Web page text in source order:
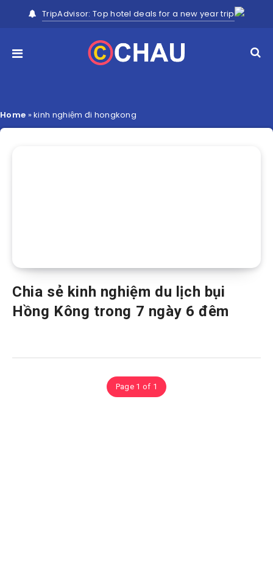
TripAdvisor: Top hotel deals for a new year trip
Home »kinh nghiệm đi hongkong
Chia sẻ kinh nghiệm du lịch bụi
Hồng Kông trong 7 ngày 6 đêm
Page 1 of 1